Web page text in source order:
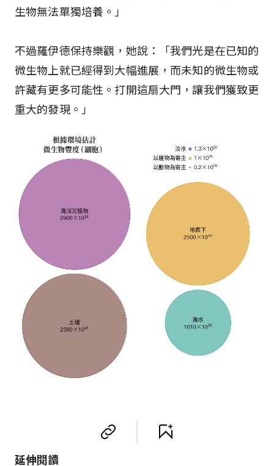
生物無法單獨培養。」
不過羅伊德保持樂觀，她說：「我們光是在已知的
微生物上就已經得到大幅進展，而未知的微生物或
許藏有更多可能性。打開這扇大門，讓我們獲致更
重大的發現。」
延伸閱讀